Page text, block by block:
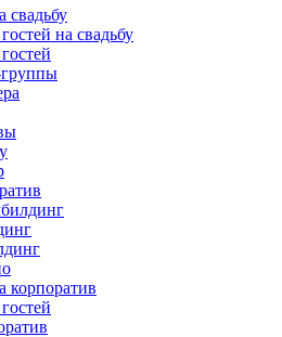
свадьбу
на свадьбу
корпоратив